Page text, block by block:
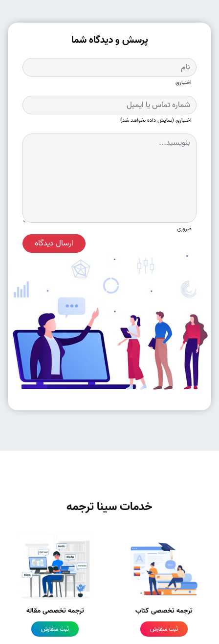
پرسش و دیدگاه شما
اختیاری
اختیاری (نمایش داده نخواهد شد)
ضروری
ارسال دیدگاه
خدمات سینا ترجمه
ترجمه تخصصی کتاب
ثبت سفارش
ترجمه تخصصی مقاله
ثبت سفارش